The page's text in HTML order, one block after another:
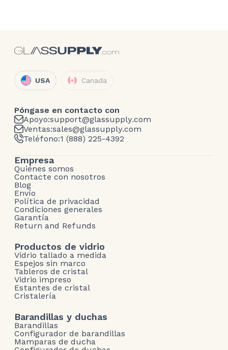
USA Canada
Póngase en contacto con
Apoyo:support@glassupply.com
Ventas:sales@glassupply.com
Teléfono:1 (888) 225-4392
Empresa
Quiénes somos
Contacte con nosotros
Blog
Envío
Política de privacidad
Condiciones generales
Garantía
Return and Refunds
Productos de vidrio
Vidrio tallado a medida
Espejos sin marco
Tableros de cristal
Vidrio impreso
Estantes de cristal
Cristalería
Barandillas y duchas
Barandillas
Configurador de barandillas
Mamparas de ducha